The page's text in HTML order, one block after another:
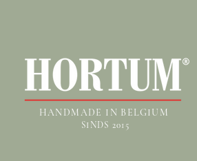
HANDMADE IN BELGIUM
SINDS 2015